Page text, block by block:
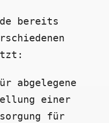
bereits
abgelegene
einer
für